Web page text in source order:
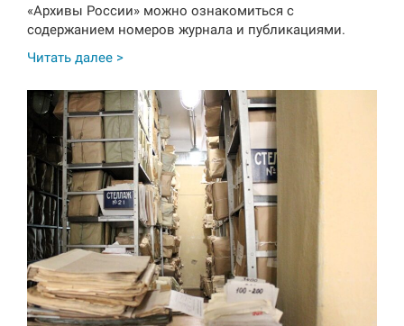
«Архивы России» можно ознакомиться с
содержанием номеров журнала и публикациями.
Читать далее >